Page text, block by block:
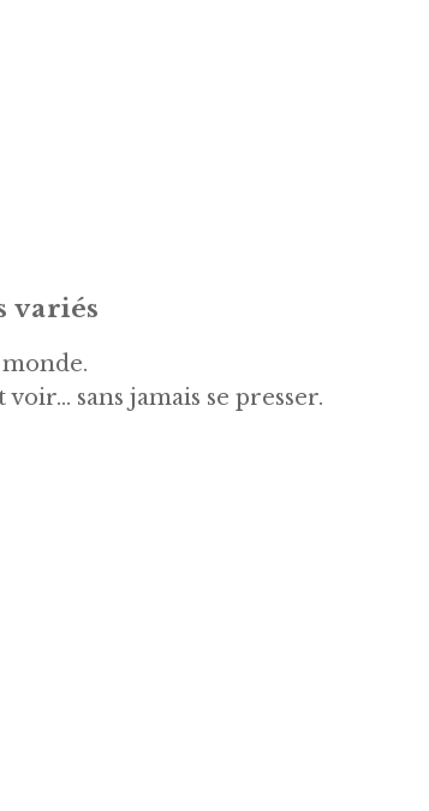
variés
voir… sans jamais se presser.